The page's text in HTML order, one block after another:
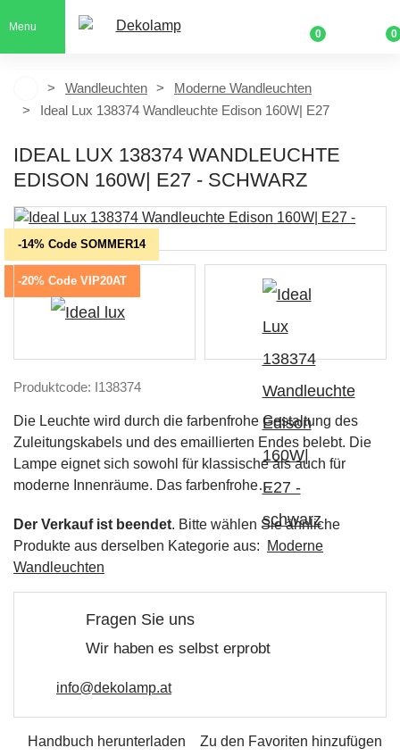
Menu
0 0
Wandleuchten
Moderne Wandleuchten
Ideal Lux 138374 Wandleuchte Edison 160W| E27
IDEAL LUX 138374 WANDLEUCHTE
EDISON 160W| E27 - SCHWARZ
-14% Code SOMMER14
-20% Code VIP20AT
Produktcode: I138374
Die Leuchte wird durch die farbenfrohe Gestaltung des
Zuleitungskabels und des emaillierten Endes belebt. Die
Lampe eignet sich sowohl für klassische als auch für
moderne Innenräume. Das farbenfrohe…
Der Verkauf ist beendet. Bitte wählen Sie ähnliche
Produkte aus derselben Kategorie aus:
Moderne
Wandleuchten
Fragen Sie uns
Wir haben es selbst erprobt
info@dekolamp.at
Handbuch herunterladen Zu den Favoriten hinzufügen